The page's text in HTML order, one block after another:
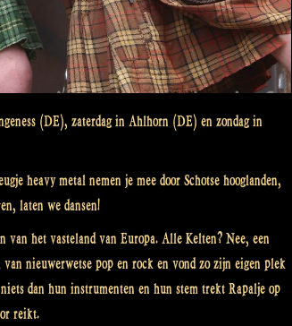
(DE), zaterdag in Ahlhorn (DE) en zondag in
heavy metal nemen je mee door Schotse hooglanden,
laten we dansen!
van het vasteland van Europa. Alle Kelten? Nee, een
nieuwerwetse pop en rock en vond zo zijn eigen plek
dan hun instrumenten en hun stem trekt Rapalje op
reikt.